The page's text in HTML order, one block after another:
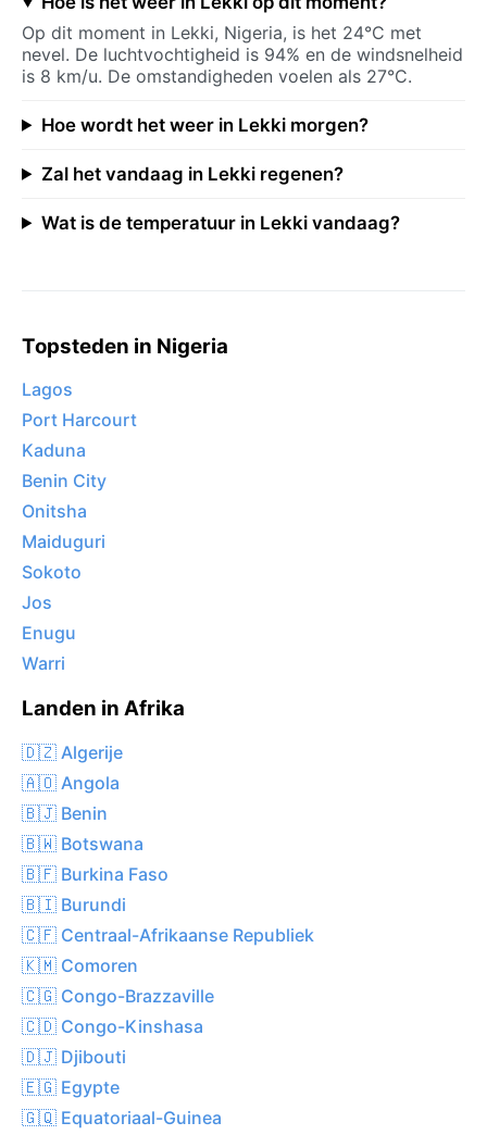
Op dit moment in Lekki, Nigeria, is het 24°C met
nevel. De luchtvochtigheid is 94% en de windsnelheid
is 8 km/u. De omstandigheden voelen als 27°C.
Hoe wordt het weer in Lekki morgen?
Zal het vandaag in Lekki regenen?
Wat is de temperatuur in Lekki vandaag?
Topsteden in Nigeria
Lagos
Port Harcourt
Kaduna
Benin City
Onitsha
Maiduguri
Sokoto
Jos
Enugu
Warri
Landen in Afrika
🇩🇿 Algerije
🇦🇴 Angola
🇧🇯 Benin
🇧🇼 Botswana
🇧🇫 Burkina Faso
🇧🇮 Burundi
🇨🇫 Centraal-Afrikaanse Republiek
🇰🇲 Comoren
🇨🇬 Congo-Brazzaville
🇨🇩 Congo-Kinshasa
🇩🇯 Djibouti
🇪🇬 Egypte
🇬🇶 Equatoriaal-Guinea